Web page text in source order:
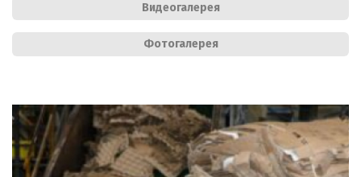
Видеогалерея
Фотогалерея